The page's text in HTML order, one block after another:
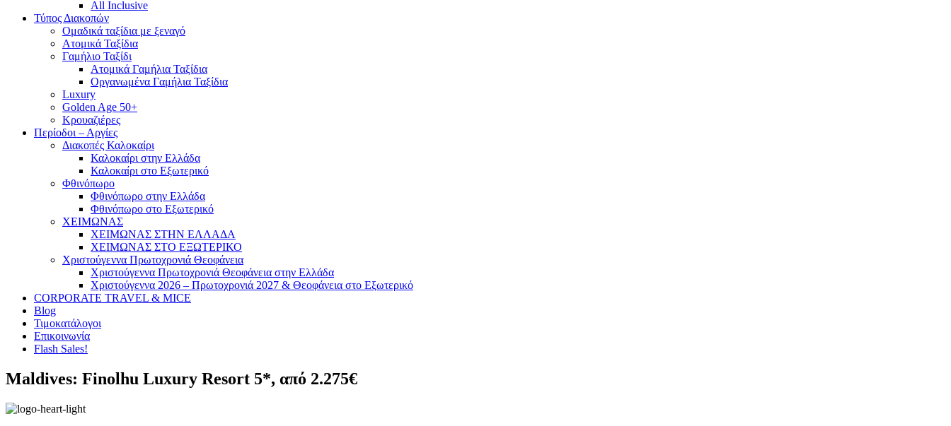
All Inclusive
Τύπος Διακοπών
Ομαδικά ταξίδια με ξεναγό
Ατομικά Ταξίδια
Γαμήλιο Ταξίδι
Ατομικά Γαμήλια Ταξίδια
Οργανωμένα Γαμήλια Ταξίδια
Luxury
Golden Age 50+
Κρουαζιέρες
Περίοδοι – Αργίες
Διακοπές Καλοκαίρι
Καλοκαίρι στην Ελλάδα
Καλοκαίρι στο Εξωτερικό
Φθινόπωρο
Φθινόπωρο στην Ελλάδα
Φθινόπωρο στο Εξωτερικό
ΧΕΙΜΩΝΑΣ
ΧΕΙΜΩΝΑΣ ΣΤΗΝ ΕΛΛΑΔΑ
ΧΕΙΜΩΝΑΣ ΣΤΟ ΕΞΩΤΕΡΙΚΟ
Χριστούγεννα Πρωτοχρονιά Θεοφάνεια
Χριστούγεννα Πρωτοχρονιά Θεοφάνεια στην Ελλάδα
Χριστούγεννα 2026 – Πρωτοχρονιά 2027 & Θεοφάνεια στο Εξωτερικό
CORPORATE TRAVEL & MICE
Blog
Τιμοκατάλογοι
Επικοινωνία
Flash Sales!
Maldives: Finolhu Luxury Resort 5*, από 2.275€